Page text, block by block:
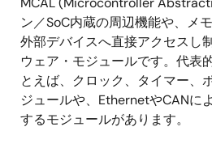
ン／SoC内蔵の周辺機能や、メ
外部デバイスへ直接アクセスし
ウェア・モジュールです。代表
とえば、クロック、タイマー、
ジュールや、EthernetやCANに
するモジュールがあります。